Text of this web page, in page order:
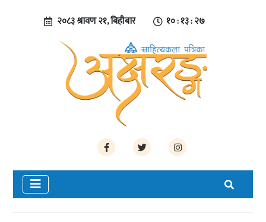
२०८३ श्रावण २१, बिहीबार १० : १३ : २८